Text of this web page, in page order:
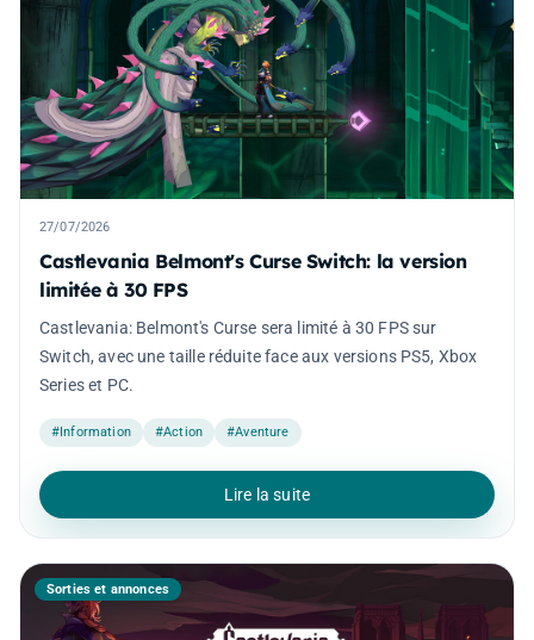
27/07/2026
Castlevania Belmont's Curse Switch: la version
limitée à 30 FPS
Castlevania: Belmont's Curse sera limité à 30 FPS sur
Switch, avec une taille réduite face aux versions PS5, Xbox
Series et PC.
#Information #Action #Aventure
Lire la suite
Sorties et annonces